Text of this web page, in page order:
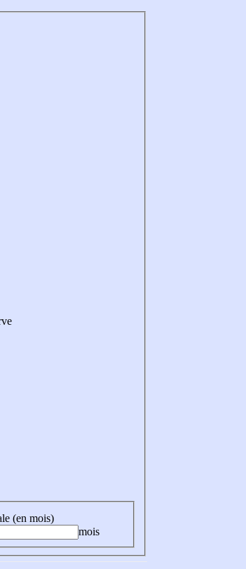
(en mois)
mois